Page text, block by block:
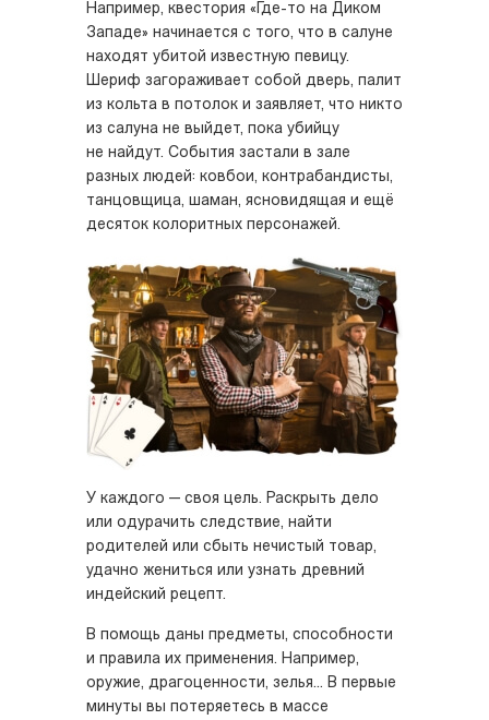
Например, квестория «Где-то на Диком
Западе» начинается с того, что в салуне
находят убитой известную певицу.
Шериф загораживает собой дверь, палит
из кольта в потолок и заявляет, что никто
из салуна не выйдет, пока убийцу
не найдут. События застали в зале
разных людей: ковбои, контрабандисты,
танцовщица, шаман, ясновидящая и ещё
десяток колоритных персонажей.
У каждого — своя цель. Раскрыть дело
или одурачить следствие, найти
родителей или сбыть нечистый товар,
удачно жениться или узнать древний
индейский рецепт.
В помощь даны предметы, способности
и правила их применения. Например,
оружие, драгоценности, зелья... В первые
минуты вы потеряетесь в массе